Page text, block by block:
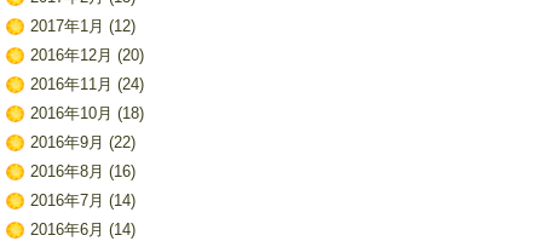
2017年1月 (12)
2016年12月 (20)
2016年11月 (24)
2016年10月 (18)
2016年9月 (22)
2016年8月 (16)
2016年7月 (14)
2016年6月 (14)